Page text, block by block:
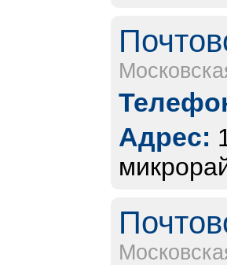
Адрес: